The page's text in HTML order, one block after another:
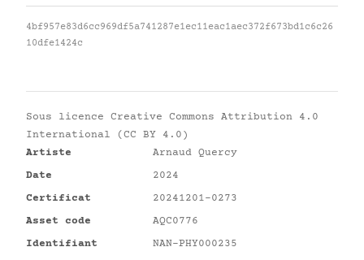
4bf957e83d6cc969df5a741287e1ec11eac1aec372f673bd1c6c26
10dfe1424c
Sous licence Creative Commons Attribution 4.0
International (CC BY 4.0)
Artiste
Arnaud Quercy
Date
2024
Certificat
20241201-0273
Asset code
AQC0776
Identifiant
NAN-PHY000235